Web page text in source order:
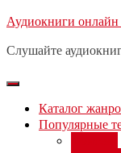
Перейти
содержимому
Аудиокниги онлайн
Слушайте
Каталог
Популярные
Бесплатный